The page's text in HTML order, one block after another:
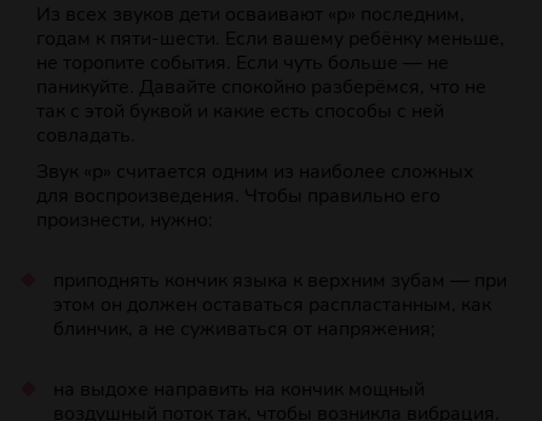
Из всех звуков дети осваивают «р» последним,
годам к пяти‑шести. Если вашему ребёнку меньше,
не торопите события. Если чуть больше — не
паникуйте. Давайте спокойно разберёмся, что не
так с этой буквой и какие есть способы с ней
совладать.
Звук «р» считается одним из наиболее сложных
для воспроизведения. Чтобы правильно его
произнести, нужно:
приподнять кончик языка к верхним зубам — при
этом он должен оставаться распластанным, как
блинчик, а не суживаться от напряжения;
на выдохе направить на кончик мощный
воздушный поток так, чтобы возникла вибрация.